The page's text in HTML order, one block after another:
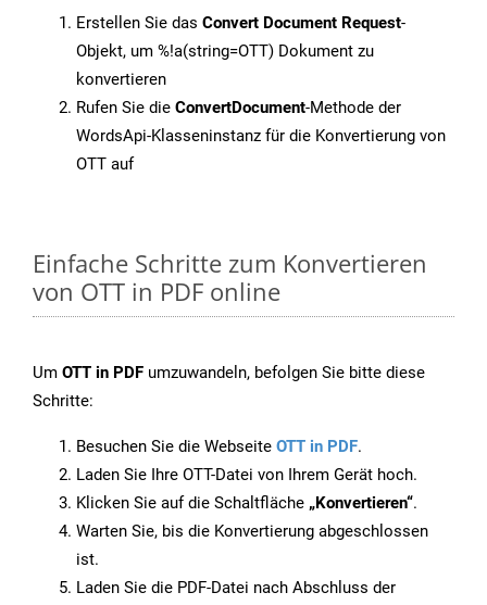
Erstellen Sie das Convert Document Request-
Objekt, um %!a(string=OTT) Dokument zu
konvertieren
Rufen Sie die ConvertDocument-Methode der
WordsApi-Klasseninstanz für die Konvertierung von
OTT auf
Einfache Schritte zum Konvertieren
von OTT in PDF online
Um OTT in PDF umzuwandeln, befolgen Sie bitte diese
Schritte:
Besuchen Sie die Webseite OTT in PDF.
Laden Sie Ihre OTT-Datei von Ihrem Gerät hoch.
Klicken Sie auf die Schaltfläche „Konvertieren“.
Warten Sie, bis die Konvertierung abgeschlossen
ist.
Laden Sie die PDF-Datei nach Abschluss der